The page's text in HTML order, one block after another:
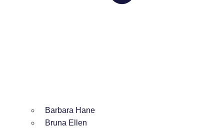
Barbara Hane
Bruna Ellen